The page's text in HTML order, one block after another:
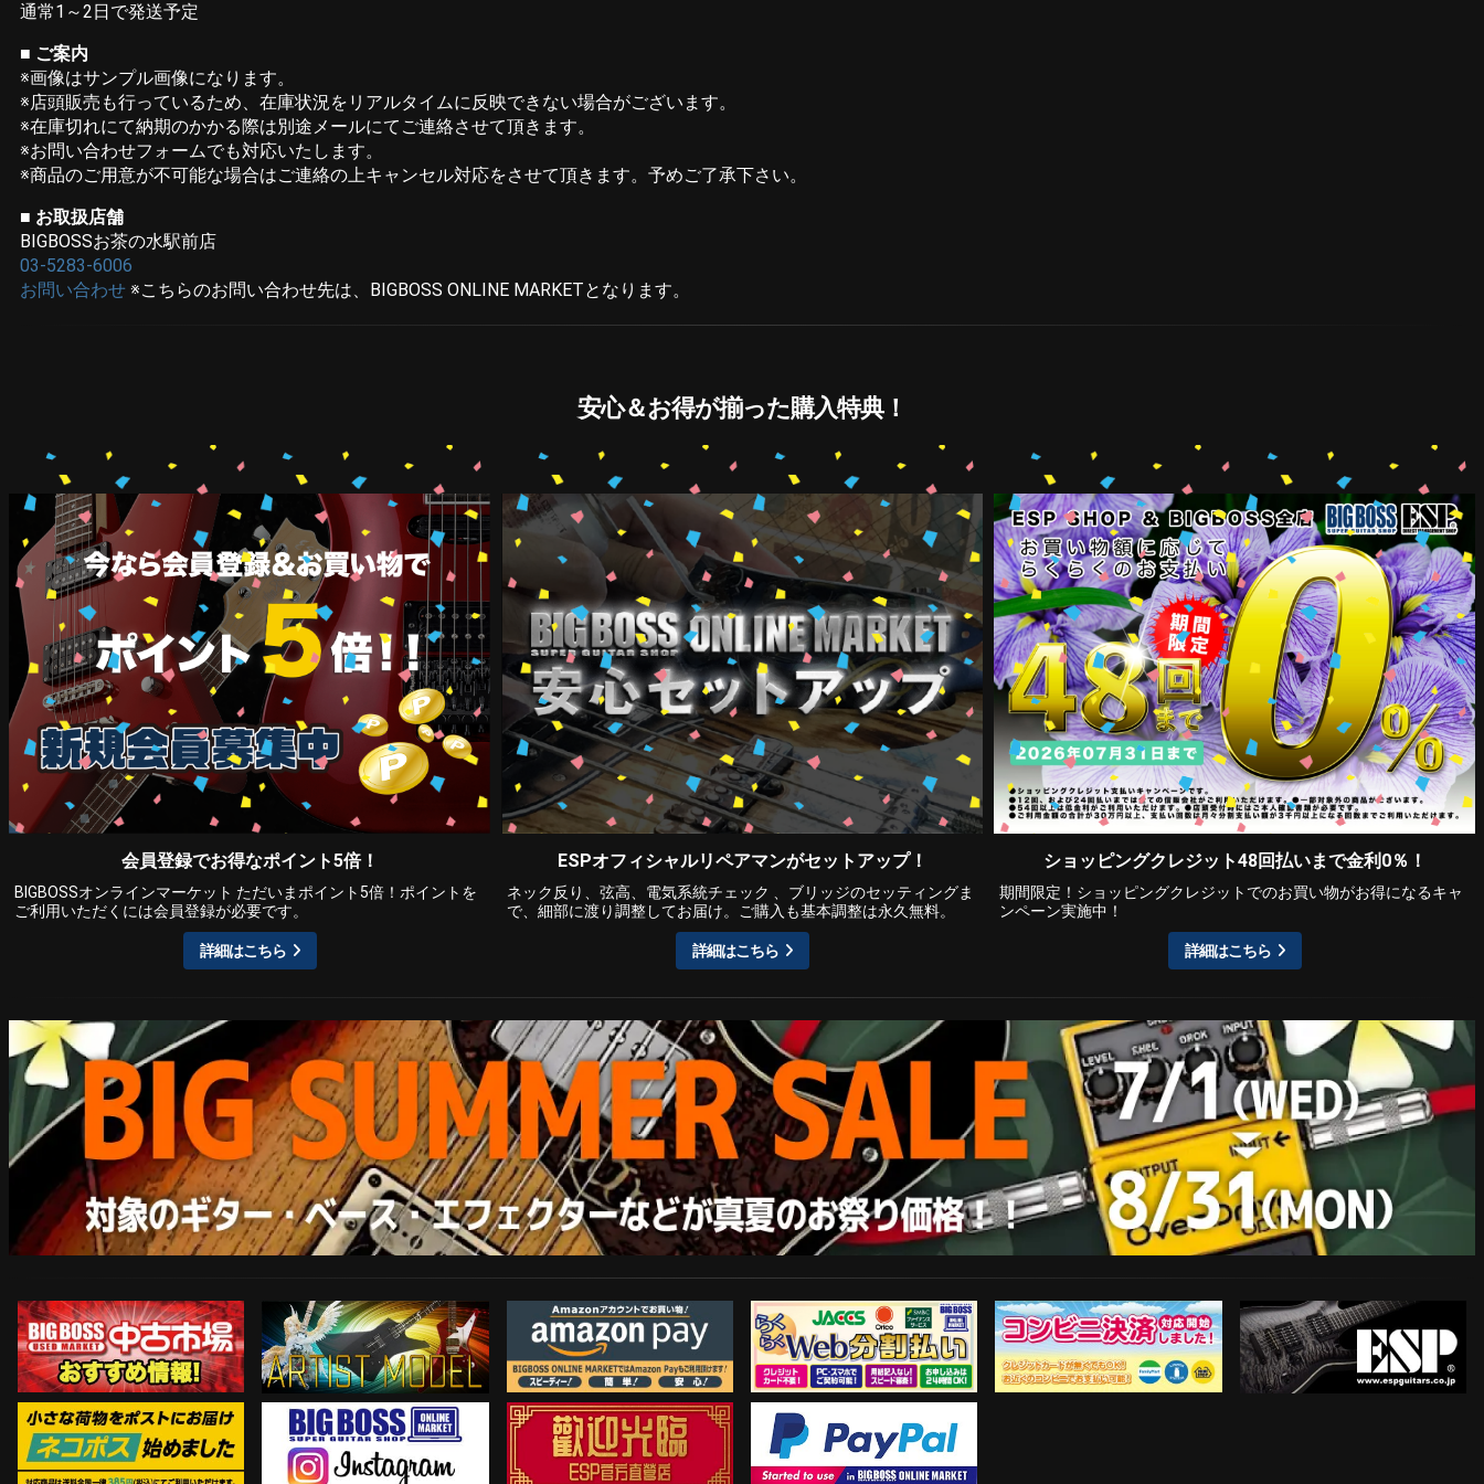
通常1～2日で発送予定
■ ご案内
※画像はサンプル画像になります。
※店頭販売も行っているため、在庫状況をリアルタイムに反映できない場合がございます。
※在庫切れにて納期のかかる際は別途メールにてご連絡させて頂きます。
※お問い合わせフォームでも対応いたします。
※商品のご用意が不可能な場合はご連絡の上キャンセル対応をさせて頂きます。予めご了承下さい。
■ お取扱店舗
BIGBOSSお茶の水駅前店
03-5283-6006
お問い合わせ ※こちらのお問い合わせ先は、BIGBOSS ONLINE MARKETとなります。
安心＆お得が揃った購入特典！
会員登録でお得なポイント5倍！
BIGBOSSオンラインマーケット ただいまポイント5倍！ポイントを
ご利用いただくには会員登録が必要です。
詳細はこちら
ESPオフィシャルリペアマンがセットアップ！
ネック反り、弦高、電気系統チェック 、ブリッジのセッティングま
で、細部に渡り調整してお届け。ご購入も基本調整は永久無料。
詳細はこちら
ショッピングクレジット48回払いまで金利0％！
期間限定！ショッピングクレジットでのお買い物がお得になるキャ
ンペーン実施中！
詳細はこちら
中古市場おすすめ情報!! ARTIST MODEL Amazon Pay らくらくWeb分割払い コンビニ決済対応開始！ ESP Guitars
ネコポス対象商品はコチラ Instagram 歓迎工臨 PayPal決済がご利用可能！